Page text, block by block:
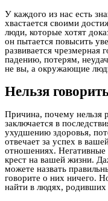
У каждого из нас есть
хвастается своими
люди, которые хотят
он пытается повысить
развивается чрезмерная
падению, потерям,
не вы, а окружающие
Нельзя
Причина, почему нельзя
заключается в
ухудшению здоровья,
отвечает за успех в
отношениях. Негативные
крест на вашей жизни.
можете назвать
говорите о них ничего.
найти в людях,